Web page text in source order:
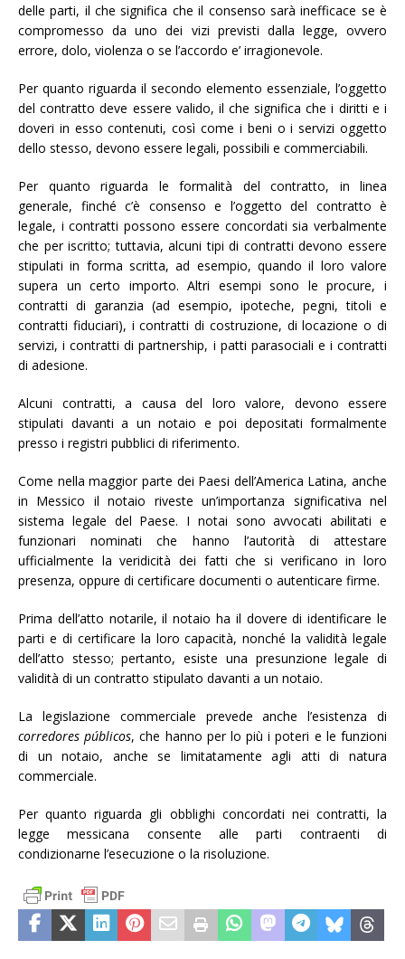
delle parti, il che significa che il consenso sarà inefficace se è
compromesso da uno dei vizi previsti dalla legge, ovvero
errore, dolo, violenza o se l’accordo e’ irragionevole.
Per quanto riguarda il secondo elemento essenziale, l’oggetto
del contratto deve essere valido, il che significa che i diritti e i
doveri in esso contenuti, così come i beni o i servizi oggetto
dello stesso, devono essere legali, possibili e commerciabili.
Per quanto riguarda le formalità del contratto, in linea
generale, finché c’è consenso e l’oggetto del contratto è
legale, i contratti possono essere concordati sia verbalmente
che per iscritto; tuttavia, alcuni tipi di contratti devono essere
stipulati in forma scritta, ad esempio, quando il loro valore
supera un certo importo. Altri esempi sono le procure, i
contratti di garanzia (ad esempio, ipoteche, pegni, titoli e
contratti fiduciari), i contratti di costruzione, di locazione o di
servizi, i contratti di partnership, i patti parasociali e i contratti
di adesione.
Alcuni contratti, a causa del loro valore, devono essere
stipulati davanti a un notaio e poi depositati formalmente
presso i registri pubblici di riferimento.
Come nella maggior parte dei Paesi dell’America Latina, anche
in Messico il notaio riveste un’importanza significativa nel
sistema legale del Paese. I notai sono avvocati abilitati e
funzionari nominati che hanno l’autorità di attestare
ufficialmente la veridicità dei fatti che si verificano in loro
presenza, oppure di certificare documenti o autenticare firme.
Prima dell’atto notarile, il notaio ha il dovere di identificare le
parti e di certificare la loro capacità, nonché la validità legale
dell’atto stesso; pertanto, esiste una presunzione legale di
validità di un contratto stipulato davanti a un notaio.
La legislazione commerciale prevede anche l’esistenza di
corredores públicos, che hanno per lo più i poteri e le funzioni
di un notaio, anche se limitatamente agli atti di natura
commerciale.
Per quanto riguarda gli obblighi concordati nei contratti, la
legge messicana consente alle parti contraenti di
condizionarne l’esecuzione o la risoluzione.